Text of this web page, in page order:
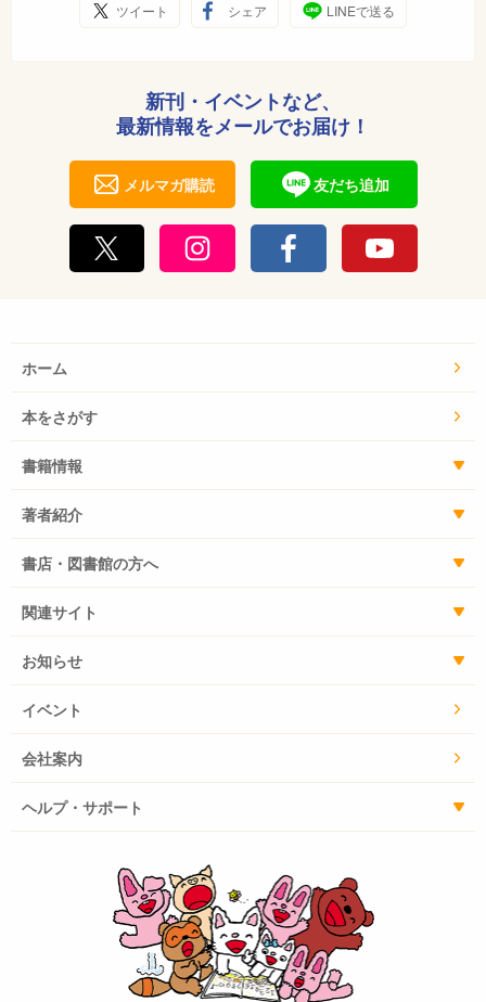
ツイート シェア LINEで送る
新刊・イベントなど、
最新情報をメールでお届け！
メルマガ購読 友だち追加
ホーム
本をさがす
書籍情報
著者紹介
書店・図書館の方へ
関連サイト
お知らせ
イベント
会社案内
ヘルプ・サポート